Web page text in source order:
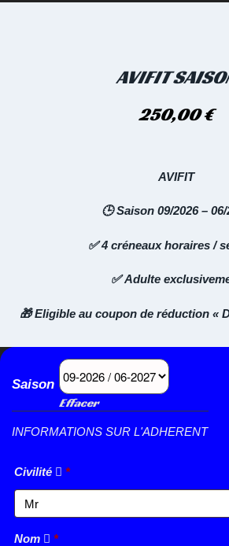
AVIFIT
250,00€
AVIFIT
🕒 Saison 09/2026 – 06/
✅ 4 créneaux horaires /
✅ Adulte
🎁 Eligible au coupon de réduction «
Saison
Effacer
INFORMATIONS SUR L'ADHERENT
Civilité *
Nom *